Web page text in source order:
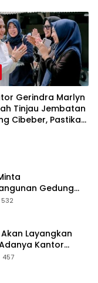
Gerindra Marlyn
Tinjau Jembatan
Cibeber, Pastikan
Gedung
532
Layangkan
Kantor
457